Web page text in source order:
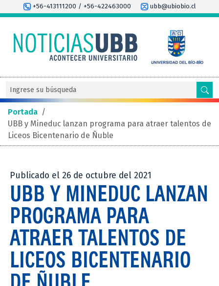
+56-413111200 / +56-422463000 ubb@ubiobio.cl
Portada /
UBB y Mineduc lanzan programa para atraer talentos de
Liceos Bicentenario de Ñuble
Publicado el 26 de octubre del 2021
UBB Y MINEDUC LANZAN
PROGRAMA PARA
ATRAER TALENTOS DE
LICEOS BICENTENARIO